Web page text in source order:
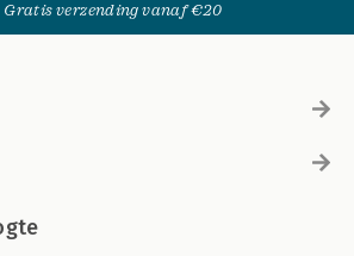
Gratis verzending vanaf €20